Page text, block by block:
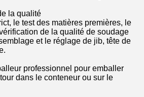
la qualité
le test des matières premières, le
de la qualité de soudage
et le réglage de jib, tête de
professionnel pour emballer
dans le conteneur ou sur le